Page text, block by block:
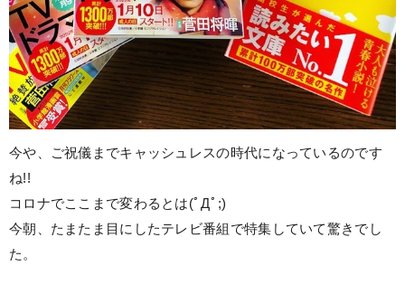
今や、ご祝儀までキャッシュレスの時代になっているのです
ね!!
コロナでここまで変わるとは(ﾟДﾟ;)
今朝、たまたま目にしたテレビ番組で特集していて驚きでし
た。